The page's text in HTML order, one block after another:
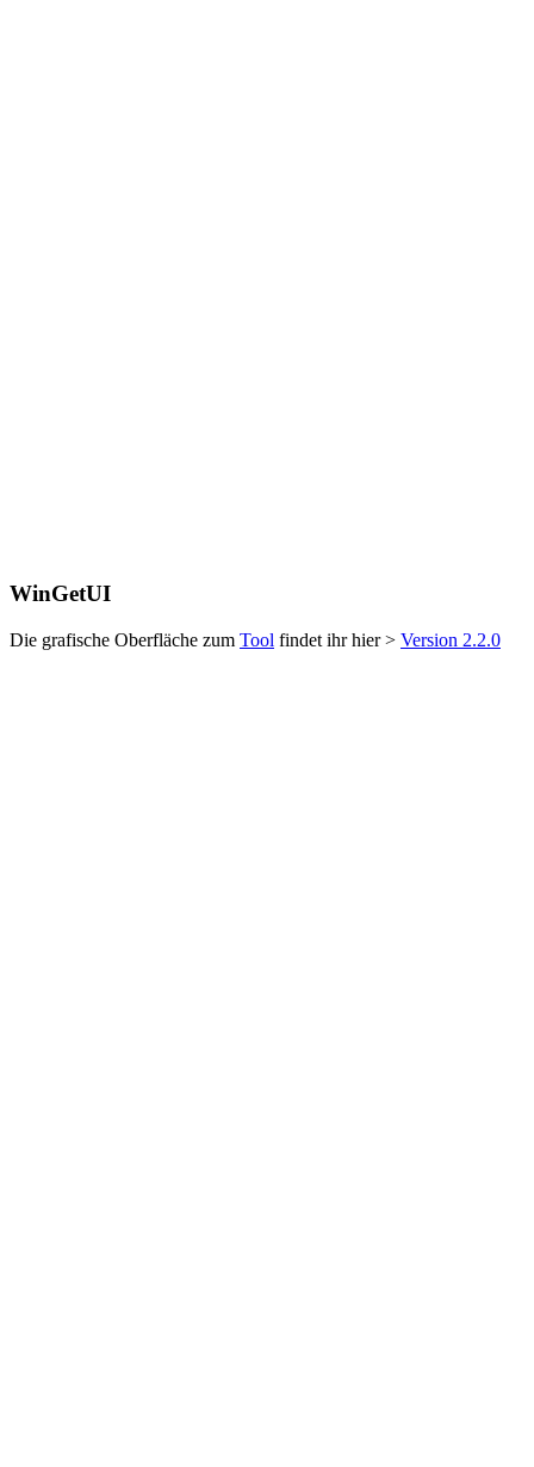
WinGetUI
Die grafische Oberfläche zum Tool findet ihr hier > Version 2.2.0